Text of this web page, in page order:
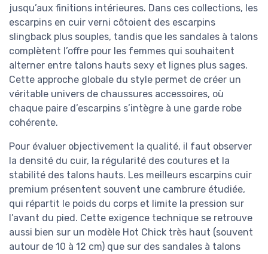
jusqu’aux finitions intérieures. Dans ces collections, les
escarpins en cuir verni côtoient des escarpins
slingback plus souples, tandis que les sandales à talons
complètent l’offre pour les femmes qui souhaitent
alterner entre talons hauts sexy et lignes plus sages.
Cette approche globale du style permet de créer un
véritable univers de chaussures accessoires, où
chaque paire d’escarpins s’intègre à une garde robe
cohérente.
Pour évaluer objectivement la qualité, il faut observer
la densité du cuir, la régularité des coutures et la
stabilité des talons hauts. Les meilleurs escarpins cuir
premium présentent souvent une cambrure étudiée,
qui répartit le poids du corps et limite la pression sur
l’avant du pied. Cette exigence technique se retrouve
aussi bien sur un modèle Hot Chick très haut (souvent
autour de 10 à 12 cm) que sur des sandales à talons